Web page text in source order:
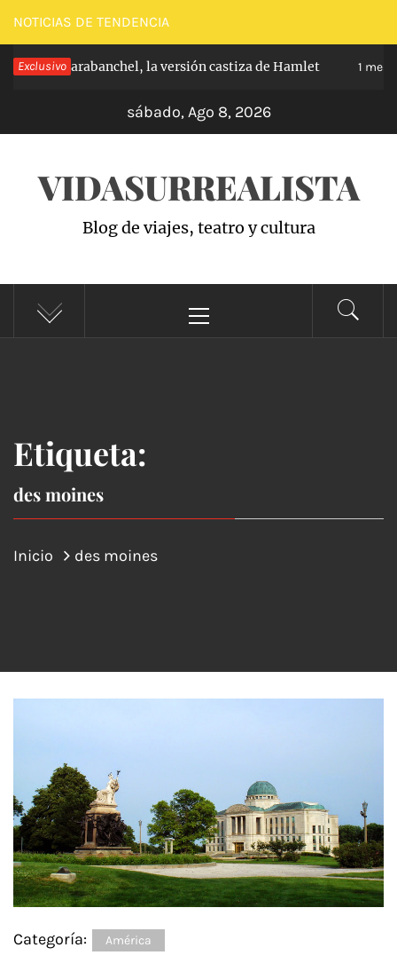
Saltar
al
contenido
NOTICIAS DE TENDENCIA
Exclusivo
de Carabanchel, la versión castiza de Hamlet 1 mes
sábado, Ago 8, 2026
VIDASURREALISTA
Blog de viajes, teatro y cultura
principal
Etiqueta:
des moines
Inicio des moines
Categoría: América